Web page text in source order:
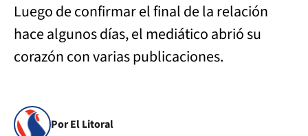
Luego de confirmar el final de la relación
hace algunos días, el mediático abrió su
corazón con varias publicaciones.
Por El Litoral